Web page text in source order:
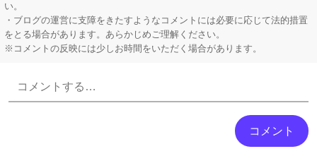
い。
・ブログの運営に支障をきたすようなコメントには必要に応じて法的措置
をとる場合があります。あらかじめご理解ください。
※コメントの反映には少しお時間をいただく場合があります。